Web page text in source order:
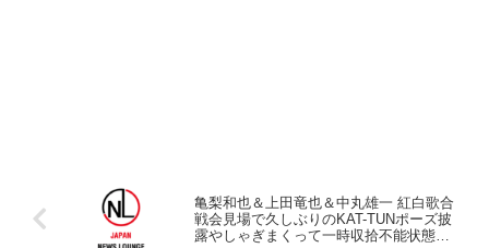
亀梨和也＆上田竜也＆中丸雄一 紅白歌合
戦会見場で久しぶりのKAT-TUNポーズ披
露やしゃぎまくって一時収拾不能状態